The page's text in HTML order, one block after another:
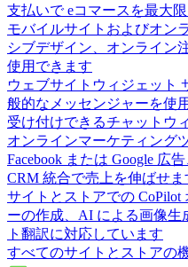
支払いで eコマースを最大
モバイルサイトおよびオン
シブデザイン、オンライン
使用できます
ウェブサイトウィジェット
般的なメッセンジャーを使
受け付けできるチャットウ
オンラインマーケティング
Facebook または Google 広
CRM 統合で売上を伸ばせま
サイトとストアでの CoPilot
ーの作成、AI による画像生
ト翻訳に対応しています
すべてのサイトとストアの